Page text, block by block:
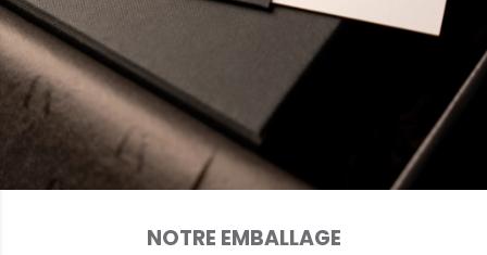
NOTRE EMBALLAGE